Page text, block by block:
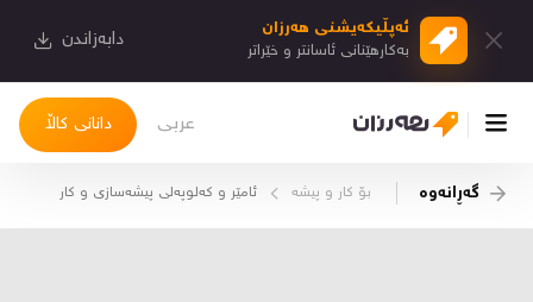
ئەپڵیكەیشنی هەرزان
بەكارهێنانی ئاسانتر و خێراتر دابەزاندن
دانانی کاڵا عربی
گەڕانەوە بۆ كار و پیشە ئامێر و كەلوپەلی پیشەسازی و كار